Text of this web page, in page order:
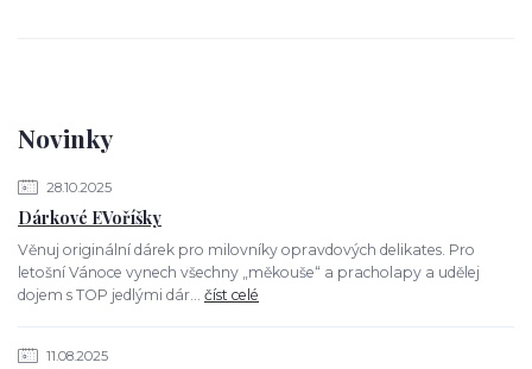
Novinky
28.10.2025
Dárkové EVoříšky
Věnuj originální dárek pro milovníky opravdových delikates. Pro
letošní Vánoce vynech všechny „měkouše“ a pracholapy a udělej
dojem s TOP jedlými dár... číst celé
11.08.2025